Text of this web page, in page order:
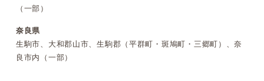
（一部）
奈良県
生駒市、大和郡山市、生駒郡（平群町・斑鳩町・三郷町）、奈
良市内（一部）